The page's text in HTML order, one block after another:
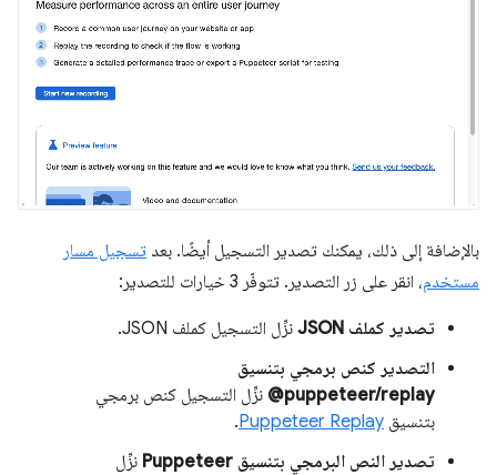
بالإضافة إلى ذلك، يمكنك تصدير التسجيل أيضًا. بعد تسجيل مسار
مستخدم، انقر على زر التصدير. تتوفّر 3 خيارات للتصدير:
تصدير كملف JSON
نزِّل التسجيل كملف JSON.
@puppeteer/replay نزِّل التسجيل كنص برمجي
بتنسيق Puppeteer Replay
.
تصدير النص البرمجي بتنسيق Puppeteer
نزِّل